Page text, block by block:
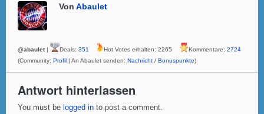
Von Abaulet
@abaulet| Deals: 351 Hot Votes erhalten: 2265 Kommentare: 2724
(Community: Profil | An Abaulet senden: Nachricht / Bonuspunkte)
Antwort hinterlassen
You must be logged in to post a comment.